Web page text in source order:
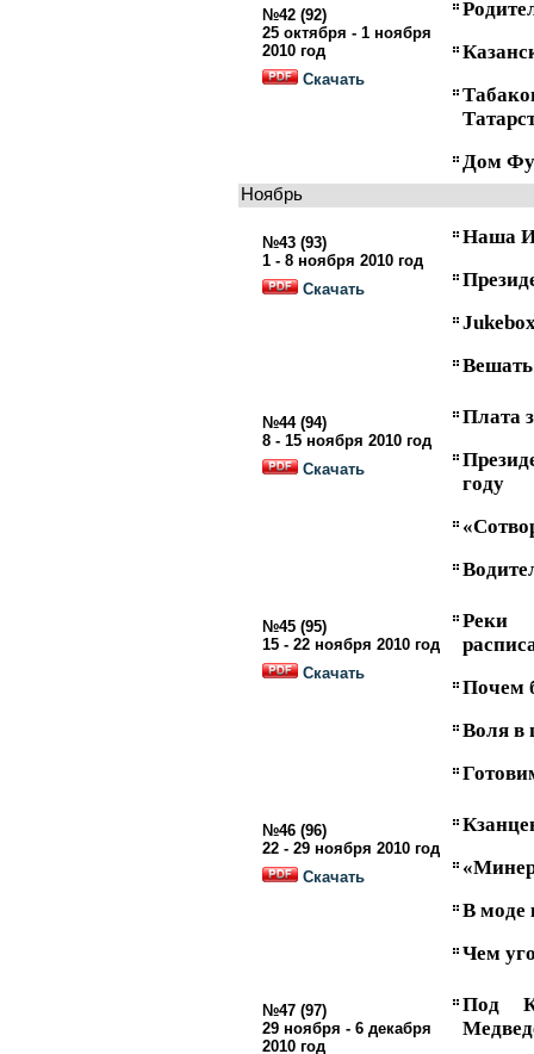
№42 (92)
25 октября - 1 ноября
2010 год
Скачать
Дом
Ноябрь
№43 (93)
1 - 8 ноября 2010 год
Скачать
Наша
Вешать
№44 (94)
8 - 15 ноября 2010 год
Скачать
Плата
году
№45 (95)
15 - 22 ноября 2010 год
Скачать
Почем
Воля в
№46 (96)
22 - 29 ноября 2010 год
Скачать
«
В моде
Чем
№47 (97)
29 ноября - 6 декабря
2010 год
Под